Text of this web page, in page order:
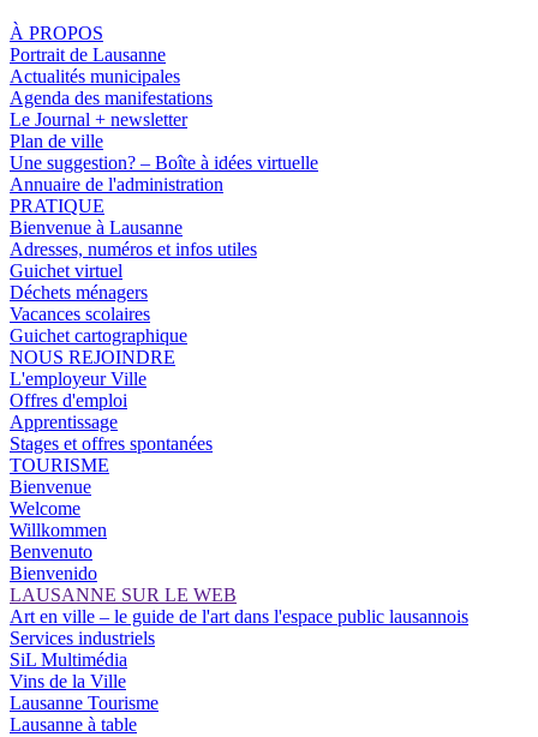
À PROPOS
Portrait de Lausanne
Actualités municipales
Agenda des manifestations
Le Journal + newsletter
Plan de ville
Une suggestion? – Boîte à idées virtuelle
Annuaire de l'administration
PRATIQUE
Bienvenue à Lausanne
Adresses, numéros et infos utiles
Guichet virtuel
Déchets ménagers
Vacances scolaires
Guichet cartographique
NOUS REJOINDRE
L'employeur Ville
Offres d'emploi
Apprentissage
Stages et offres spontanées
TOURISME
Bienvenue
Welcome
Willkommen
Benvenuto
Bienvenido
LAUSANNE SUR LE WEB
Art en ville – le guide de l'art dans l'espace public lausannois
Services industriels
SiL Multimédia
Vins de la Ville
Lausanne Tourisme
Lausanne à table